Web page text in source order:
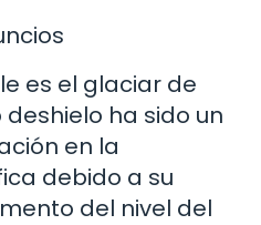
es el glaciar de
ha sido un
en la
debido a su
del nivel del